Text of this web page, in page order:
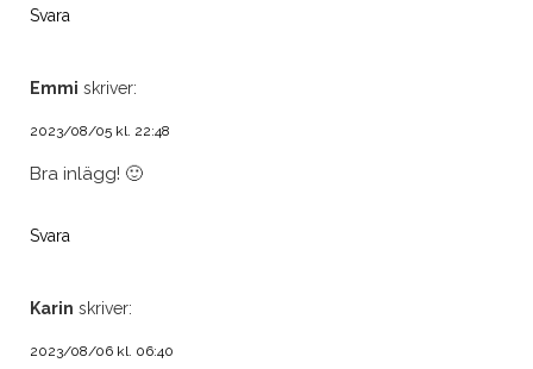
Svara
Emmi skriver:
2023/08/05 kl. 22:48
Bra inlägg! 🙂
Svara
Karin skriver:
2023/08/06 kl. 06:40